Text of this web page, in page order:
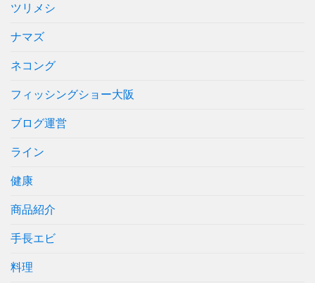
ツリメシ
ナマズ
ネコング
フィッシングショー大阪
ブログ運営
ライン
健康
商品紹介
手長エビ
料理